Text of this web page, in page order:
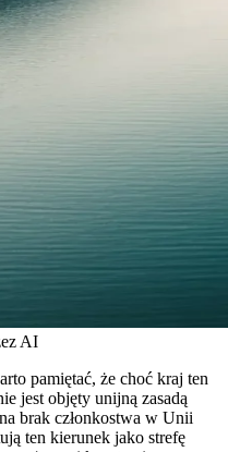
AI
pamiętać, że choć kraj ten
jest objęty unijną zasadą
brak członkostwa w Unii
ten kierunek jako strefę